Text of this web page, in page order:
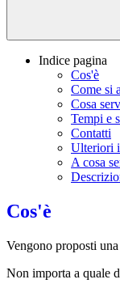
Indice pagina
Cos'è
Come si
Cosa
Tempi e
Contatti
Ulteriori
A cosa
Cos'è
Vengono proposti
Non importa a quale